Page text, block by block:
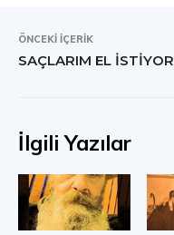
ÖNCEKI İÇERIK
SAÇLARIM EL İSTİYOR
İlgili Yazılar